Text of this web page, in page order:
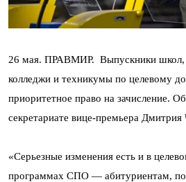
26 мая. ПРАВМИР. Выпускники школ,
колледжи и техникумы по целевому
приоритетное право на зачисление.
секретариате вице-премьера
«Серьезные изменения есть и в
программах СПО — абитуриентам,